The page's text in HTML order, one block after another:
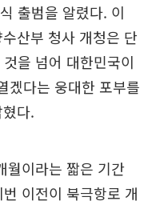
출범을 알렸다. 이
산부 청사 개청은 단
을 넘어 대한민국이
겠다는 웅대한 포부를
다.
월이라는 짧은 기간
이전이 북극항로 개